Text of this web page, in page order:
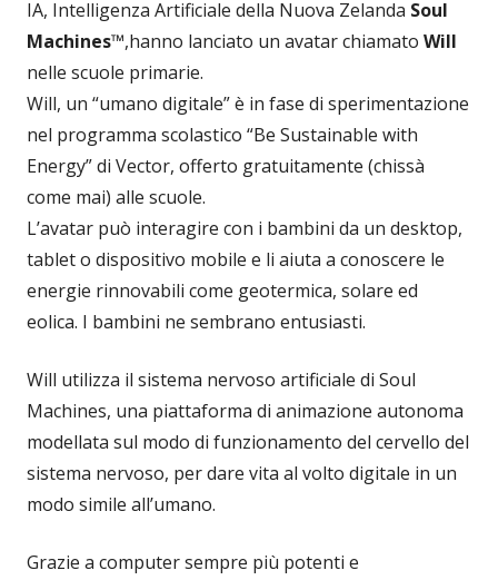
IA, Intelligenza Artificiale della Nuova Zelanda Soul
Machines™,hanno lanciato un avatar chiamato Will
nelle scuole primarie.
Will, un “umano digitale” è in fase di sperimentazione
nel programma scolastico “Be Sustainable with
Energy” di Vector, offerto gratuitamente (chissà
come mai) alle scuole.
L’avatar può interagire con i bambini da un desktop,
tablet o dispositivo mobile e li aiuta a conoscere le
energie rinnovabili come geotermica, solare ed
eolica. I bambini ne sembrano entusiasti.
Will utilizza il sistema nervoso artificiale di Soul
Machines, una piattaforma di animazione autonoma
modellata sul modo di funzionamento del cervello del
sistema nervoso, per dare vita al volto digitale in un
modo simile all’umano.
Grazie a computer sempre più potenti e